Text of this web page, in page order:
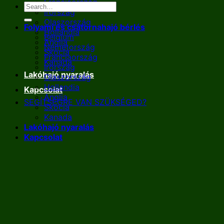
Franciaország
Írország
Olaszország
Hollandia
Anglia
Skócia
Kanada
Lakóhajó nyaralás
Kapcsolat
SEGÍTSÉGRE VAN SZÜKSÉGED?
Folyami és csatornahajó bérlés
Belgium
Németország
Franciaország
Írország
Olaszország
Hollandia
Anglia
Skócia
Kanada
Lakóhajó nyaralás
Kapcsolat